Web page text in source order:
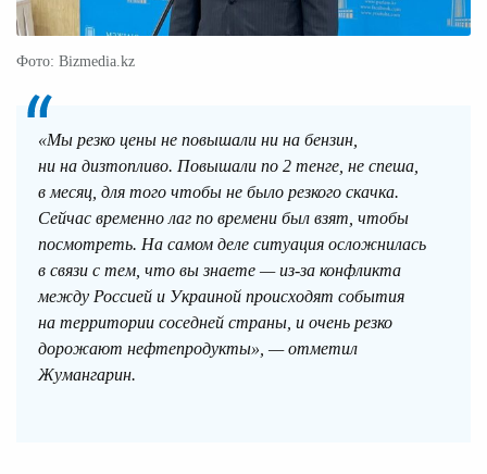
Фото: Bizmedia.kz
«Мы резко цены не повышали ни на бензин,
ни на дизтопливо. Повышали по 2 тенге, не спеша,
в месяц, для того чтобы не было резкого скачка.
Сейчас временно лаг по времени был взят, чтобы
посмотреть. На самом деле ситуация осложнилась
в связи с тем, что вы знаете — из-за конфликта
между Россией и Украиной происходят события
на территории соседней страны, и очень резко
дорожают нефтепродукты», — отметил
Жумангарин.